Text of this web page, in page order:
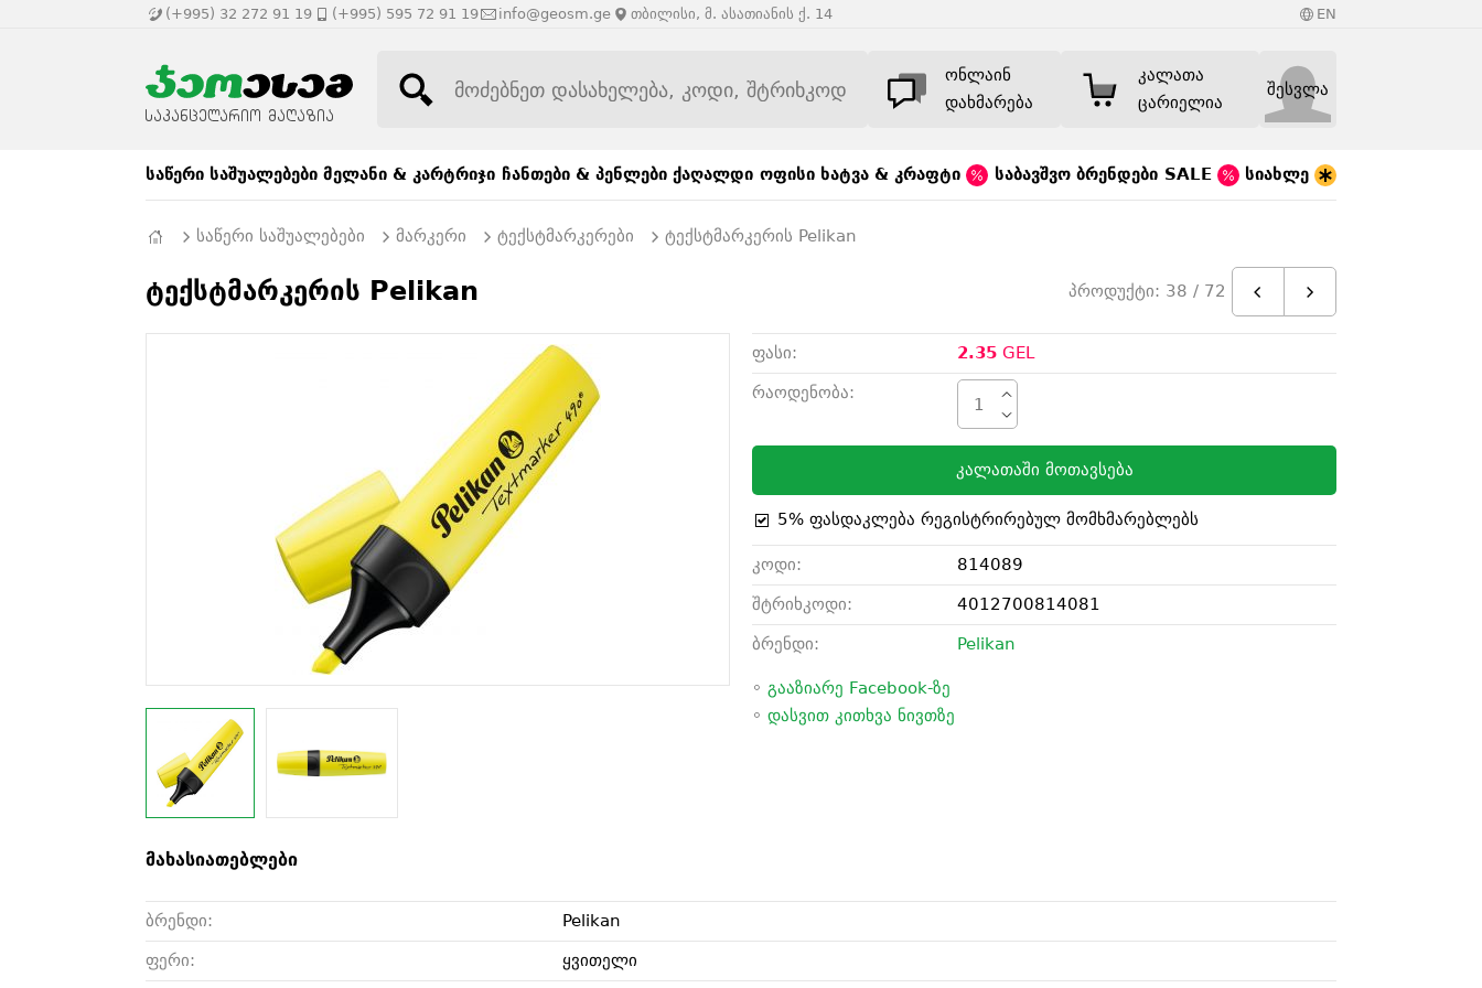
(+995) 32 272 91 19 (+995) 595 72 91 19 info@geosm.ge თბილისი, მ. ასათიანის ქ. 14 EN
ონლაინ
დახმარება
კალათა
ცარიელია
შესვლა
საწერი საშუალებები მელანი & კარტრიჯი ჩანთები & პენლები ქაღალდი ოფისი ხატვა & კრაფტი საბავშვო ბრენდები SALE სიახლე
საწერი საშუალებები მარკერი ტექსტმარკერები ტექსტმარკერის Pelikan
ტექსტმარკერის Pelikan პროდუქტი: 38 / 72
ფასი: 2.35GEL
რაოდენობა:
კალათაში მოთავსება
5% ფასდაკლება რეგისტრირებულ მომხმარებლებს
კოდი:
814089
შტრიხკოდი:
4012700814081
ბრენდი:
Pelikan
◦ გააზიარე Facebook-ზე
◦ დასვით კითხვა ნივთზე
მახასიათებლები
ბრენდი:
Pelikan
ფერი:
ყვითელი